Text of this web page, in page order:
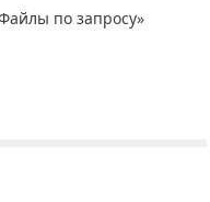
по запросу»